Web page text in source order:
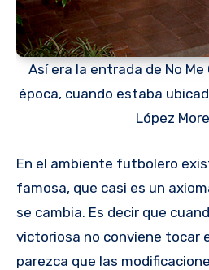
Así era la entrada de No
época, cuando estaba
López
En el ambiente futbolero existe una frase muy
famosa, que casi es un
se cambia. Es decir que
victoriosa no conviene tocar
parezca que las